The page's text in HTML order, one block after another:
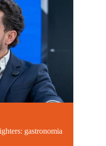
gastronomia